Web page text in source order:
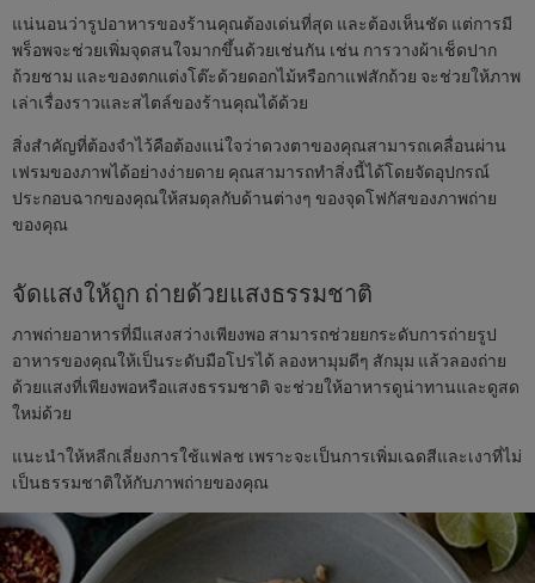
แน่นอนว่ารูปอาหารของร้านคุณต้องเด่นที่สุด และต้องเห็นชัด แต่การมี
พร็อพจะช่วยเพิ่มจุดสนใจมากขึ้นด้วยเช่นกัน เช่น การวางผ้าเช็ดปาก
ถ้วยชาม และของตกแต่งโต๊ะด้วยดอกไม้หรือกาแฟสักถ้วย จะช่วยให้ภาพ
เล่าเรื่องราวและสไตล์ของร้านคุณได้ด้วย
สิ่งสำคัญที่ต้องจำไว้คือต้องแน่ใจว่าดวงตาของคุณสามารถเคลื่อนผ่าน
เฟรมของภาพได้อย่างง่ายดาย คุณสามารถทำสิ่งนี้ได้โดยจัดอุปกรณ์
ประกอบฉากของคุณให้สมดุลกับด้านต่างๆ ของจุดโฟกัสของภาพถ่าย
ของคุณ
จัดแสงให้ถูก ถ่ายด้วยแสงธรรมชาติ
ภาพถ่ายอาหารที่มีแสงสว่างเพียงพอ สามารถช่วยยกระดับการถ่ายรูป
อาหารของคุณให้เป็นระดับมือโปรได้ ลองหามุมดีๆ สักมุม แล้วลองถ่าย
ด้วยแสงที่เพียงพอหรือแสงธรรมชาติ จะช่วยให้อาหารดูน่าทานและดูสด
ใหม่ด้วย
แนะนำให้หลีกเลี่ยงการใช้แฟลช เพราะจะเป็นการเพิ่มเฉดสีและเงาที่ไม่
เป็นธรรมชาติให้กับภาพถ่ายของคุณ